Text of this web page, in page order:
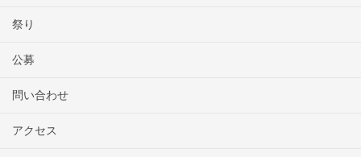
祭り
公募
問い合わせ
アクセス